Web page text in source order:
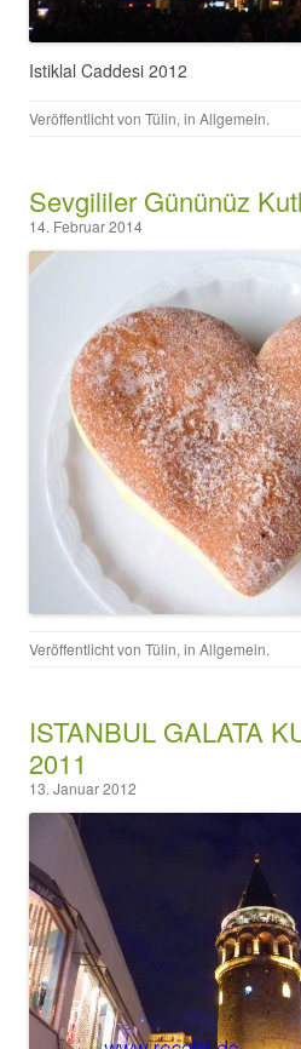
Istiklal Caddesi 2012
Veröffentlicht von Tülin, in Allgemein.
Sevgililer Gününüz
14. Februar 2014
Veröffentlicht von Tülin, in Allgemein.
ISTANBUL GALATA
2011
13. Januar 2012